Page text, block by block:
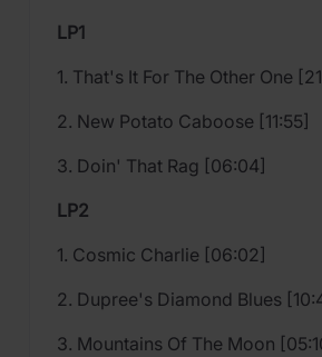
LP1
1. That's It For The Other One
2. New Potato Caboose [11:55]
3. Doin' That Rag [06:04]
LP2
1. Cosmic Charlie [06:02]
2. Dupree's Diamond Blues
3. Mountains Of The Moon